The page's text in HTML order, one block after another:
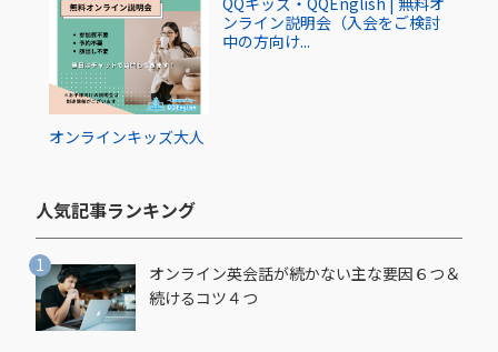
オンラインキッズ大人
ンライン説明会（入会をご検討
中の方向け...
人気記事ランキング​
オンライン英会話が続かない主な要因６つ＆
続けるコツ４つ